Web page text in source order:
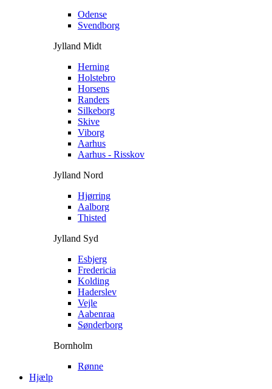
Odense
Svendborg
Jylland Midt
Herning
Holstebro
Horsens
Randers
Silkeborg
Skive
Viborg
Aarhus
Aarhus - Risskov
Jylland Nord
Hjørring
Aalborg
Thisted
Jylland Syd
Esbjerg
Fredericia
Kolding
Haderslev
Vejle
Aabenraa
Sønderborg
Bornholm
Rønne
Hjælp